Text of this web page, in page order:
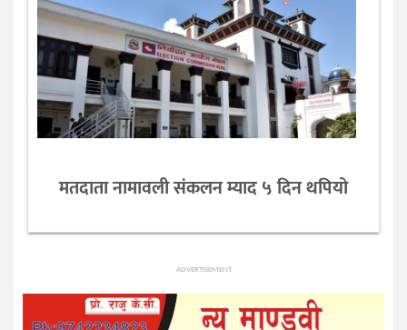
मतदाता नामावली संकलन म्याद ५ दिन थपियो
ADVERTISEMENT